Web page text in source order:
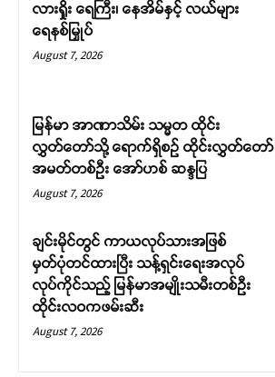
လားရှိုး ရေကြီး၊ နေအိမ်နှင့် လယ်များ
ရေနစ်မြှုပ်
August 7, 2026
မြန်မာ အာဏာသိမ်း သမ္မတ ထိုင်း
လွှတ်တော်သို့ ရောက်ရှိစဉ် ထိုင်းလွှတ်တော်
အမတ်တစ်ဦး အော်ဟစ် ဆန္ဒပြ
August 7, 2026
ချင်းမိုင်တွင် ကာယလုပ်သားအဖြစ်
မှတ်ပုံတင်ထားပြီး သန့်ရှင်းရေးအလုပ်
လုပ်ကိုင်သည့် မြန်မာအမျိုးသမီးတစ်ဦး
ထိုင်းလဝကဖမ်းဆီး
August 7, 2026